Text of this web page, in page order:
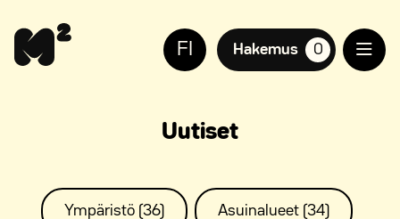
sisältöön
sivuston
käyttöön
FI Hakemus
suosikkiasuntoja,
0
Uutiset
Ympäristö (36) Asuinalueet (34)